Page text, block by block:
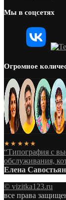
Мы в соцсетях
Огромное
★★★★★
“Типография с
обслуживания,
Елена
© vizitka123.ru
все права